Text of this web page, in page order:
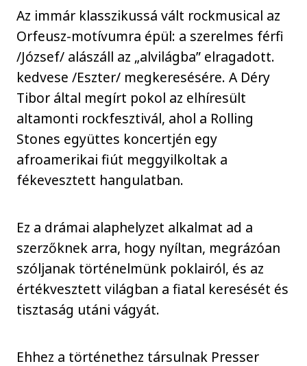
Az immár klasszikussá vált rockmusical az
Orfeusz-motívumra épül: a szerelmes férfi
/József/ alászáll az „alvilágba” elragadott.
kedvese /Eszter/ megkeresésére. A Déry
Tibor által megírt pokol az elhíresült
altamonti rockfesztivál, ahol a Rolling
Stones együttes koncertjén egy
afroamerikai fiút meggyilkoltak a
fékevesztett hangulatban.
Ez a drámai alaphelyzet alkalmat ad a
szerzőknek arra, hogy nyíltan, megrázóan
szóljanak történelmünk poklairól, és az
értékvesztett világban a fiatal keresését és
tisztaság utáni vágyát.
Ehhez a történethez társulnak Presser